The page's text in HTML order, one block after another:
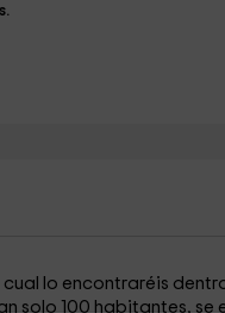
cual lo encontraréis
100 habitantes, se